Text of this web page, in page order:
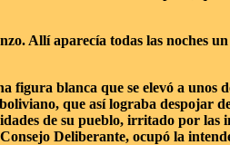
Allí aparecía todas las noches
blanca que se elevó a unos
que así lograba despojar
de su pueblo, irritado por
Deliberante, ocupó la